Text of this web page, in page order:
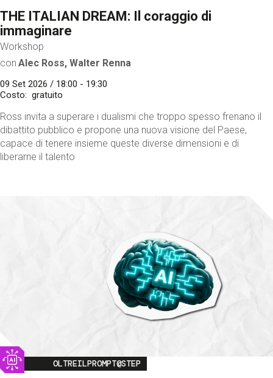
THE ITALIAN DREAM: Il coraggio di
immaginare
Workshop
con Alec Ross, Walter Renna
09 Set 2026 / 18:00 - 19:30
Costo
gratuito
Ross invita a superare i dualismi che troppo spesso frenano il
dibattito pubblico e propone una nuova visione del Paese,
capace di tenere insieme queste diverse dimensioni e di
liberarne il talento
Image
OLTREILPROMPT@STEP